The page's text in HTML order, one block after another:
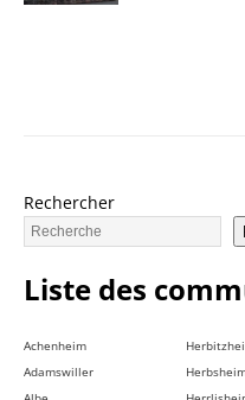
Rechercher
Liste des
Achenheim
Adamswiller